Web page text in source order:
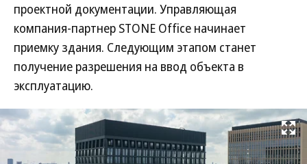
проектной документации. Управляющая
компания-партнер STONE Office начинает
приемку здания. Следующим этапом станет
получение разрешения на ввод объекта в
эксплуатацию.
Развернуть